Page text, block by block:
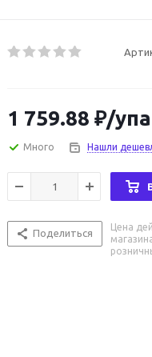
1 759.88 ₽/
Много Нашли
Поделиться
Цена